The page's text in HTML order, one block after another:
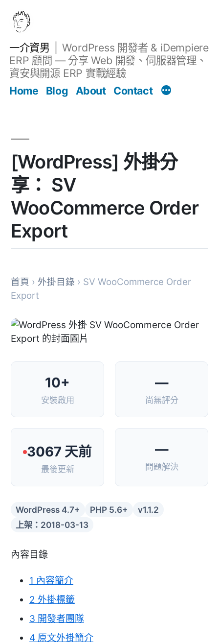
一介資男
WordPress 開發者 & iDempiere
ERP 顧問 — 分享 Web 開發、伺服器管理、
資安與開源 ERP 實戰經驗
Home
Blog About Contact
[WordPress] 外掛分
享： SV
WooCommerce Order
Export
首頁 › 外掛目錄 › SV WooCommerce Order
Export
10+
安裝啟用
—
尚無評分
3067 天前
最後更新
—
問題解決
WordPress 4.7+ PHP 5.6+
v1.1.2
上架：2018-03-13
內容目錄
1 內容簡介
2 外掛標籤
3 開發者團隊
4 原文外掛簡介
文章 Filter